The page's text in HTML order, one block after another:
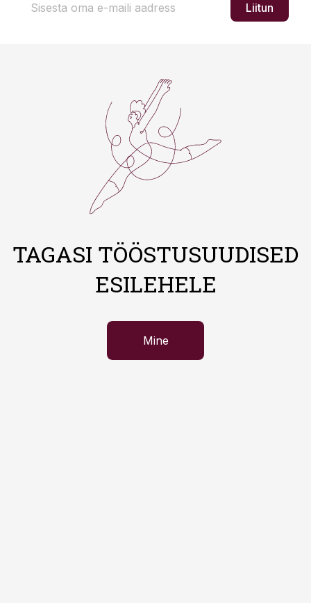
Liitun
TAGASI TÖÖSTUSUUDISED
ESILEHELE
Mine